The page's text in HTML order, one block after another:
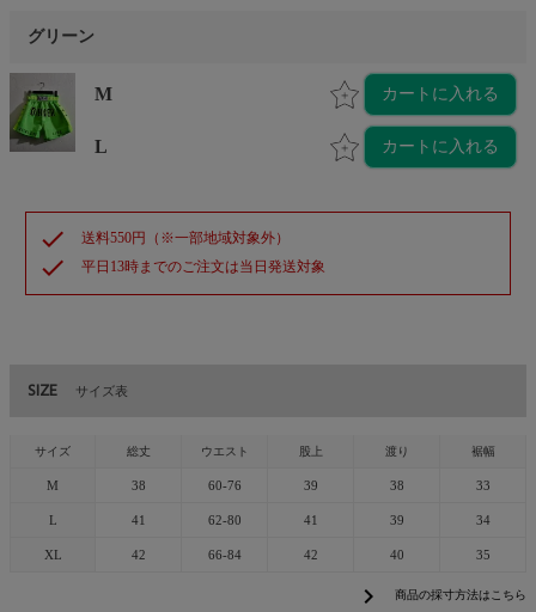
グリーン
M カートに入れる
L カートに入れる
check 送料550円（※一部地域対象外）
check 平日13時までのご注文は当日発送対象
SIZE サイズ表
サイズ 総丈 ウエスト 股上 渡り 裾幅
M 38 60-76 39 38 33
L 41 62-80 41 39 34
XL 42 66-84 42 40 35
chevron_right 商品の採寸方法はこちら